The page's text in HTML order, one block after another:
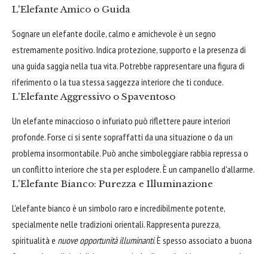
L'Elefante Amico o Guida
Sognare un elefante docile, calmo e amichevole è un segno
estremamente positivo. Indica protezione, supporto e la presenza di
una guida saggia nella tua vita. Potrebbe rappresentare una figura di
riferimento o la tua stessa saggezza interiore che ti conduce.
L'Elefante Aggressivo o Spaventoso
Un elefante minaccioso o infuriato può riflettere paure interiori
profonde. Forse ci si sente sopraffatti da una situazione o da un
problema insormontabile. Può anche simboleggiare rabbia repressa o
un conflitto interiore che sta per esplodere. È un campanello d'allarme.
L'Elefante Bianco: Purezza e Illuminazione
L'elefante bianco è un simbolo raro e incredibilmente potente,
specialmente nelle tradizioni orientali. Rappresenta purezza,
spiritualità e nuove opportunità illuminanti. È spesso associato a buona